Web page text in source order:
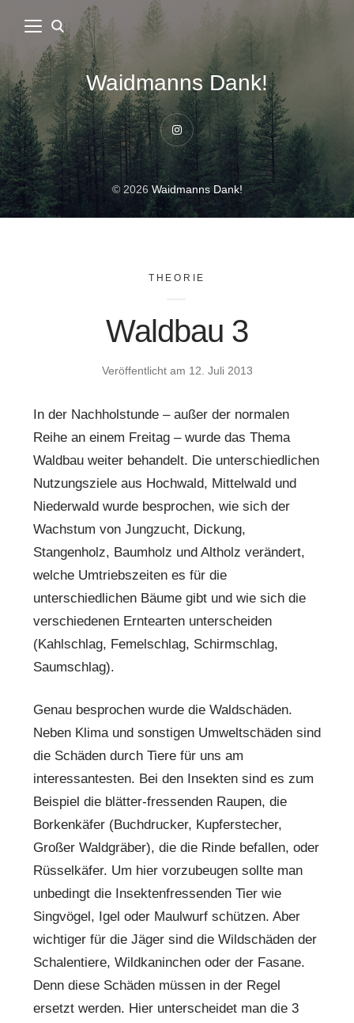
Waidmanns Dank!
Instagram
© 2026Waidmanns Dank!
THEORIE
Waldbau 3
Veröffentlicht am 12. Juli 2013
In der Nachholstunde – außer der normalen
Reihe an einem Freitag – wurde das Thema
Waldbau weiter behandelt. Die unterschiedlichen
Nutzungsziele aus Hochwald, Mittelwald und
Niederwald wurde besprochen, wie sich der
Wachstum von Jungzucht, Dickung,
Stangenholz, Baumholz und Altholz verändert,
welche Umtriebszeiten es für die
unterschiedlichen Bäume gibt und wie sich die
verschiedenen Erntearten unterscheiden
(Kahlschlag, Femelschlag, Schirmschlag,
Saumschlag).
Genau besprochen wurde die Waldschäden.
Neben Klima und sonstigen Umweltschäden sind
die Schäden durch Tiere für uns am
interessantesten. Bei den Insekten sind es zum
Beispiel die blätter-fressenden Raupen, die
Borkenkäfer (Buchdrucker, Kupferstecher,
Großer Waldgräber), die die Rinde befallen, oder
Rüsselkäfer. Um hier vorzubeugen sollte man
unbedingt die Insektenfressenden Tier wie
Singvögel, Igel oder Maulwurf schützen. Aber
wichtiger für die Jäger sind die Wildschäden der
Schalentiere, Wildkaninchen oder der Fasane.
Denn diese Schäden müssen in der Regel
ersetzt werden. Hier unterscheidet man die 3